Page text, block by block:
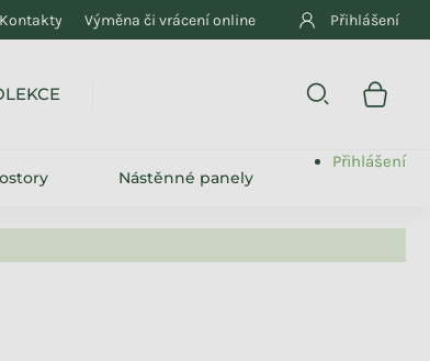
Kontakty Výměna či vrácení online Přihlášení
Nástěnné panely
Přihlášení